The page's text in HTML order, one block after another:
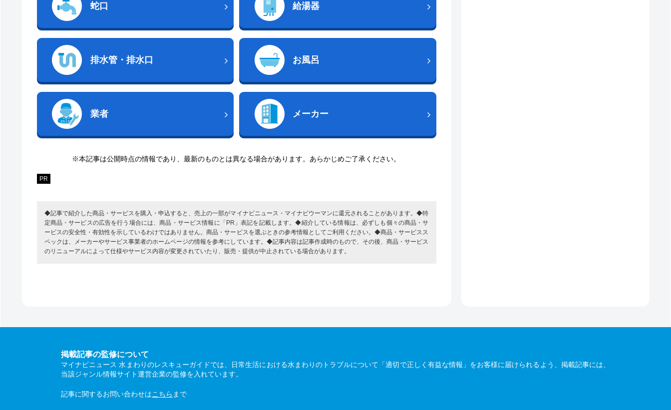
蛇口 給湯器
排水管・排水口 お風呂
業者 メーカー
※本記事は公開時点の情報であり、最新のものとは異なる場合があります。あらかじめご了承ください。
PR
◆記事で紹介した商品・サービスを購入・申込すると、売上の一部がマイナビニュース・マイナビウーマンに還元されることがあります。◆特
定商品・サービスの広告を行う場合には、商品・サービス情報に「PR」表記を記載します。◆紹介している情報は、必ずしも個々の商品・サ
ービスの安全性・有効性を示しているわけではありません。商品・サービスを選ぶときの参考情報としてご利用ください。◆商品・サービスス
ペックは、メーカーやサービス事業者のホームページの情報を参考にしています。◆記事内容は記事作成時のもので、その後、商品・サービス
のリニューアルによって仕様やサービス内容が変更されていたり、販売・提供が中止されている場合があります。
掲載記事の監修について
マイナビニュース 水まわりのレスキューガイドでは、日常生活における水まわりのトラブルについて「適切で正しく有益な情報」をお客様に届けられるよう、掲載記事には、
当該ジャンル情報サイト運営企業の監修を入れています。
記事に関するお問い合わせはこちら まで